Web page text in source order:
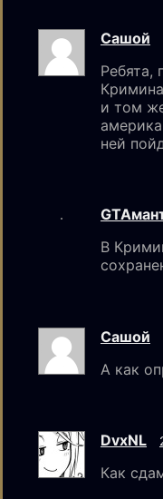
Сашой
Ребята,
и том
ней
В
Сашой
А как
DvxNL
Как